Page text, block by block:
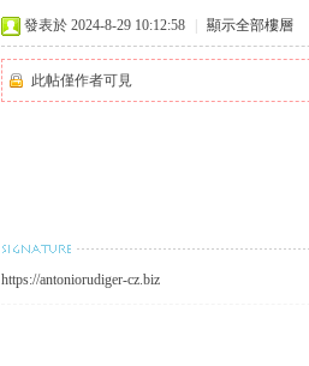
發表於 2024-8-29 10:12:58 顯示全部樓層
此帖僅作者可見
https://antoniorudiger-cz.biz